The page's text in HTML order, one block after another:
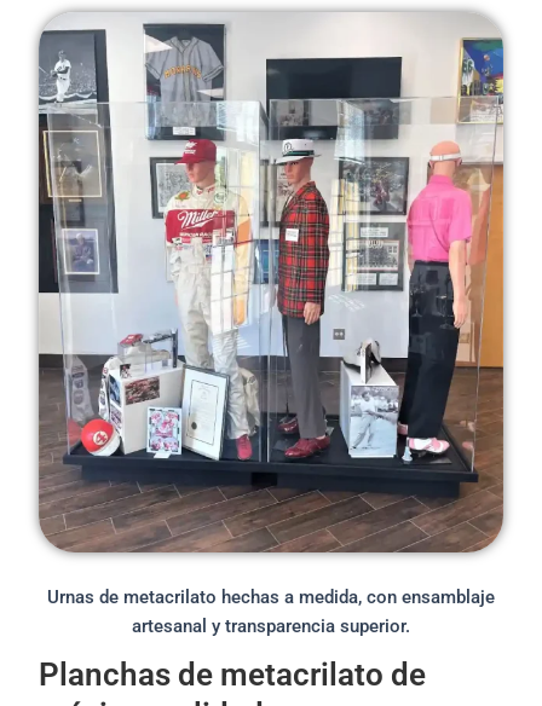
Urnas de metacrilato hechas a medida, con ensamblaje
artesanal y transparencia superior.
Planchas de metacrilato de